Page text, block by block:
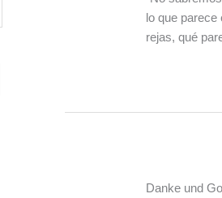
lo que
rejas, qué
Danke und